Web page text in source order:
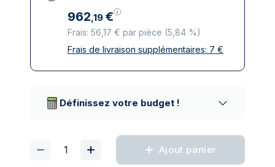
962,19 €
Frais: 56,17 € par pièce (5,84 %)
Toutes taxes comprises
Frais de livraison supplémentaires: 7 €
Définissez votre budget !
Ajout panier